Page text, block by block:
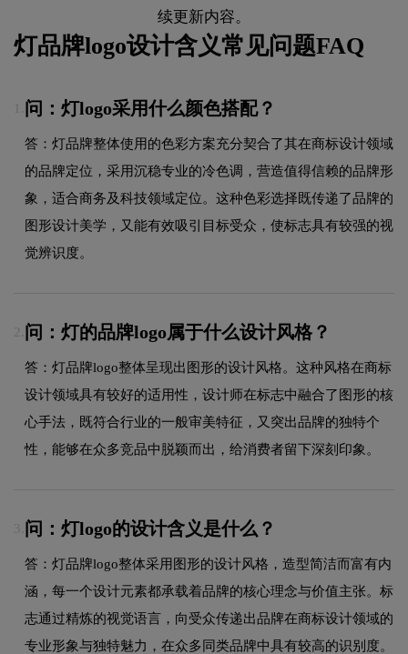
续更新内容。
灯品牌logo设计含义常见问题FAQ
问：灯logo采用什么颜色搭配？
答：灯品牌整体使用的色彩方案充分契合了其在商标设计领域
的品牌定位，采用沉稳专业的冷色调，营造值得信赖的品牌形
象，适合商务及科技领域定位。这种色彩选择既传递了品牌的
图形设计美学，又能有效吸引目标受众，使标志具有较强的视
觉辨识度。
2. 问：灯的品牌logo属于什么设计风格？
答：灯品牌logo整体呈现出图形的设计风格。这种风格在商标
设计领域具有较好的适用性，设计师在标志中融合了图形的核
心手法，既符合行业的一般审美特征，又突出品牌的独特个
性，能够在众多竞品中脱颖而出，给消费者留下深刻印象。
3. 问：灯logo的设计含义是什么？
答：灯品牌logo整体采用图形的设计风格，造型简洁而富有内
涵，每一个设计元素都承载着品牌的核心理念与价值主张。标
志通过精炼的视觉语言，向受众传递出品牌在商标设计领域的
专业形象与独特魅力，在众多同类品牌中具有较高的识别度。